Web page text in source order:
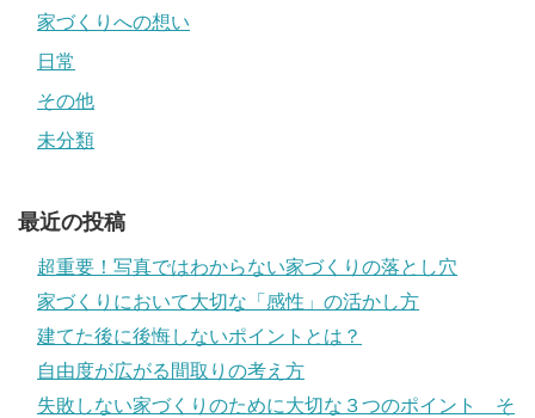
家づくりへの想い
日常
その他
未分類
最近の投稿
超重要！写真ではわからない家づくりの落とし穴
家づくりにおいて大切な「感性」の活かし方
建てた後に後悔しないポイントとは？
自由度が広がる間取りの考え方
失敗しない家づくりのために大切な３つのポイント そ